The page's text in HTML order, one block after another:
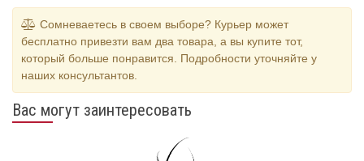
Сомневаетесь в своем выборе? Курьер может
бесплатно привезти вам два товара, а вы купите тот,
который больше понравится. Подробности уточняйте у
наших консультантов.
Вас могут заинтересовать